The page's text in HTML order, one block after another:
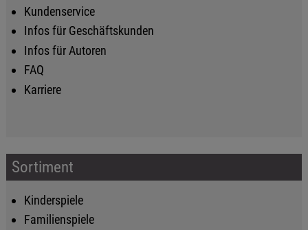
Kundenservice
Infos für Geschäftskunden
Infos für Autoren
FAQ
Karriere
Sortiment
Kinderspiele
Familienspiele